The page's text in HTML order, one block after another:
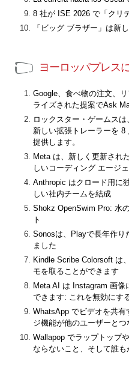
8 社が ISE 2026 で「クリ
「ビッグ ブラザー」は新
ヨーロッパプレス
Google、食べ物の注文、
ライズされた提案でAsk
ロックスター・ゲームス
新しい拡張トレーラーを
提供します。
Meta は、新しく更新され
しいコーディング エージ
Anthropic はクロード用に
しい社内チームを結成
Shokz OpenSwim Pro: 水
ト
Sonosは、Playで長年作り
ました
Kindle Scribe Colorsoft は
モを取ることができます
Meta AI は Instagram 画
できます: これを無効にす
WhatsApp でビデオを共有
ジ機能が他のユーザーと
Wallapop でラップトップ
ならないこと、そして誰も